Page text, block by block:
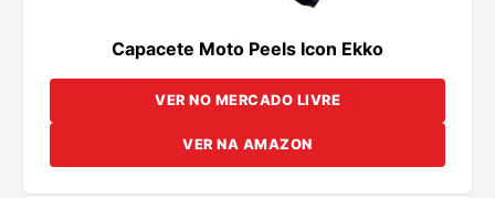
Capacete Moto Peels Icon Ekko
VER NO MERCADO LIVRE
VER NA AMAZON